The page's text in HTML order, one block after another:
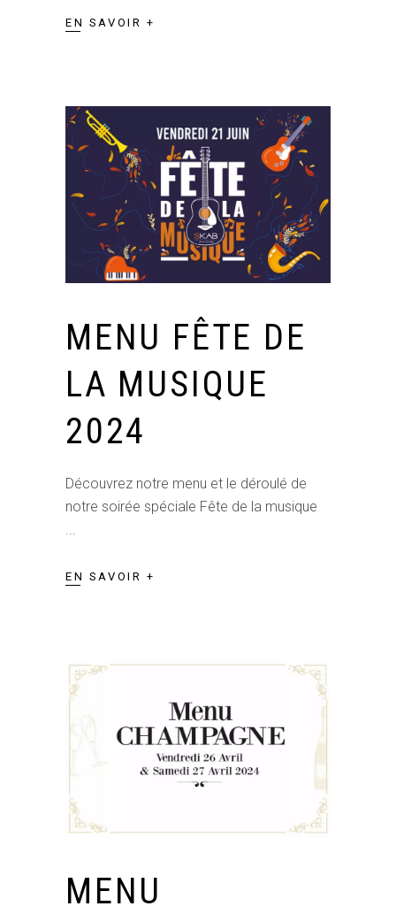
EN SAVOIR +
MENU FÊTE DE
LA MUSIQUE
2024
Découvrez notre menu et le déroulé de
notre soirée spéciale Fête de la musique
EN SAVOIR +
MENU